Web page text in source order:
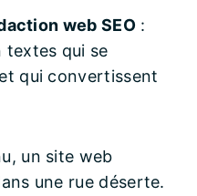
web SEO:
textes qui se
qui convertissent
un site web
une rue déserte.